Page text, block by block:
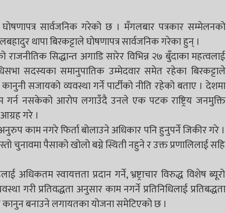
सार्वजनिक गरेको छ । मँगलबार पत्रकार सम्मेलनको
थापा बिरकट्टाले घोषणापत्र सार्वजनिक गरेका हुन् ।
राजनीतिक सिद्धान्त अगाडि सारेर विभिन्न २७ बुँदाका महत्वलाई
सदस्यका समानुपातिक उम्मेदवार समेत रहेका बिरकट्टाले
सजायको व्यवस्था गर्ने पार्टीको नीति रहेको बताए । देशमा
गर्न नसकेको आरोप लगाउँदै उनले एक पटक राष्ट्रिय जनमुक्ति
गरे ।
काम नगरे फिर्ता बोलाउने अधिकार पनि हुनुपर्ने जिकीर गरे ।
चुनावमा पैसाको खोलो बग्ने स्थिती नहुने र उक्त प्रणालिलाई सहि
स्वायत्तता प्रदान गर्ने, भ्रष्ट्राचार विरुद्ध विशेष ब्यूरो
गरी प्रतिवद्धता अनुसार काम नगर्ने प्रतिनिधिलाई प्रतिबद्धता
कानुन बनाउने लगायतका योजना समेटिएको छ ।